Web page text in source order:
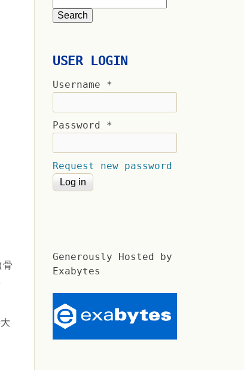
骨
USER LOGIN
Username *
Password *
Request new password
Generously Hosted by
Exabytes